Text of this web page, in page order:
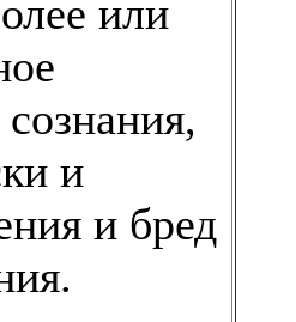
или
и
и бред